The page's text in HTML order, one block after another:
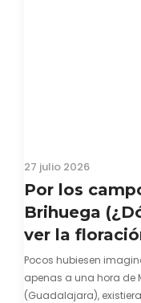
27 julio 2026
Por los
Brihuega
ver la
Pocos hubiesen
apenas a una hora de
(Guadalajara),